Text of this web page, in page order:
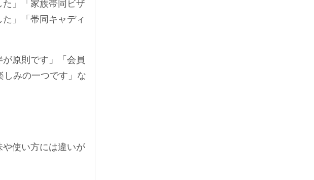
」「家族帯同ビザ
」「帯同キャディ
原則です」「会員
しみの一つです」な
使い方には違いが